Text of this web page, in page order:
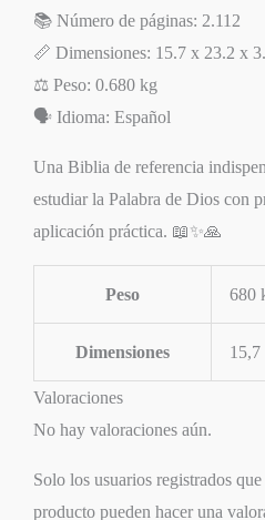
📚 Número de páginas: 2.112
📏 Dimensiones: 15.7 x 23.2 x
⚖️ Peso: 0.680 kg
🗣️ Idioma: Español
Una Biblia de referencia
estudiar la Palabra de Dios con
aplicación práctica. 📖✨🙏
Peso 680
Dimensiones
Valoraciones
No hay valoraciones aún.
Solo los usuarios registrados
producto pueden hacer una